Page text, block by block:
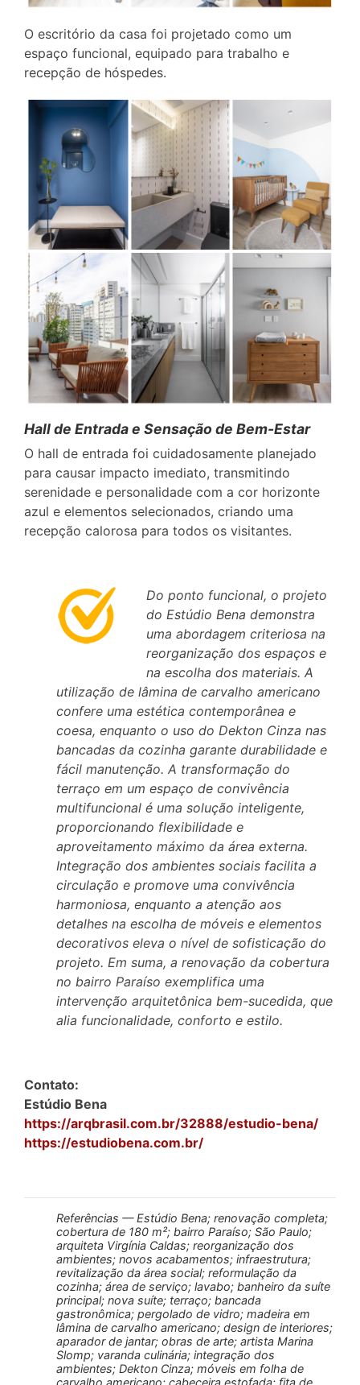
O escritório da casa foi projetado como um
espaço funcional, equipado para trabalho e
recepção de hóspedes.
Hall de Entrada e Sensação de Bem-Estar
O hall de entrada foi cuidadosamente planejado
para causar impacto imediato, transmitindo
serenidade e personalidade com a cor horizonte
azul e elementos selecionados, criando uma
recepção calorosa para todos os visitantes.
Do ponto funcional, o projeto
do Estúdio Bena demonstra
uma abordagem criteriosa na
reorganização dos espaços e
na escolha dos materiais. A
utilização de lâmina de carvalho americano
confere uma estética contemporânea e
coesa, enquanto o uso do Dekton Cinza nas
bancadas da cozinha garante durabilidade e
fácil manutenção. A transformação do
terraço em um espaço de convivência
multifuncional é uma solução inteligente,
proporcionando flexibilidade e
aproveitamento máximo da área externa.
Integração dos ambientes sociais facilita a
circulação e promove uma convivência
harmoniosa, enquanto a atenção aos
detalhes na escolha de móveis e elementos
decorativos eleva o nível de sofisticação do
projeto. Em suma, a renovação da cobertura
no bairro Paraíso exemplifica uma
intervenção arquitetônica bem-sucedida, que
alia funcionalidade, conforto e estilo.
Contato:
Estúdio Bena
https://arqbrasil.com.br/32888/estudio-bena/
https://estudiobena.com.br/
Referências — Estúdio Bena; renovação completa;
cobertura de 180 m²; bairro Paraíso; São Paulo;
arquiteta Virgínia Caldas; reorganização dos
ambientes; novos acabamentos; infraestrutura;
revitalização da área social; reformulação da
cozinha; área de serviço; lavabo; banheiro da suíte
principal; nova suíte; terraço; bancada
gastronômica; pergolado de vidro; madeira em
lâmina de carvalho americano; design de interiores;
aparador de jantar; obras de arte; artista Marina
Slomp; varanda culinária; integração dos
ambientes; Dekton Cinza; móveis em folha de
carvalho americano; cabeceira estofada; fita de